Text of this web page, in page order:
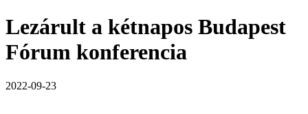
Lezárult a kétnapos Budapest
Fórum konferencia
2022-09-23